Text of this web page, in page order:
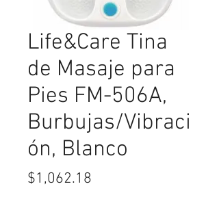
Life&Care Tina
de Masaje para
Pies FM-506A,
Burbujas/Vibraci
ón, Blanco
$1,062.18